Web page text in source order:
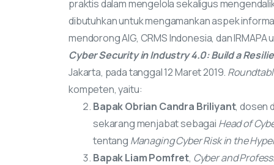
praktis dalam mengelola sekaligus
dibutuhkan untuk mengamankan aspek
mendorong AIG, CRMS Indonesia, dan
Cyber Security in Industry 4.0: Build a
Jakarta, pada tanggal 12 Maret 2019.
kompeten, yaitu:
Bapak Obrian Candra Briliyant, dosen
sekarang menjabat sebagai Head of
tentang Managing Cyber Risk in the
Bapak Liam Pomfret, Cyber and